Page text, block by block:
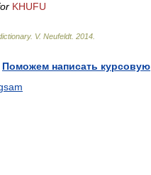
KHUFU
. V. Neufeldt. 2014
Поможем написать курсовую